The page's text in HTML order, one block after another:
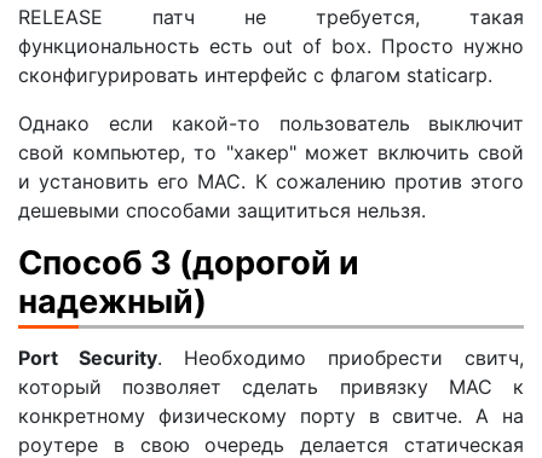
RELEASE патч не требуется, такая
функциональность есть out of box. Просто нужно
сконфигурировать интерфейс с флагом staticarp.
Однако если какой-то пользователь выключит
свой компьютер, то "хакер" может включить свой
и установить его MAC. К сожалению против этого
дешевыми способами защититься нельзя.
Способ 3 (дорогой и
надежный)
Port Security. Необходимо приобрести свитч,
который позволяет сделать привязку MAC к
конкретному физическому порту в свитче. А на
роутере в свою очередь делается статическая